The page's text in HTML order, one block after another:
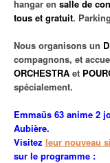
hangar en salle de
tous et gratuit.
Nous organisons un
compagnons, et
ORCHESTRA et
spécialement.
Emmaüs 63 anime 2
Aubière.
Visitez leur nouveau
sur le programme :